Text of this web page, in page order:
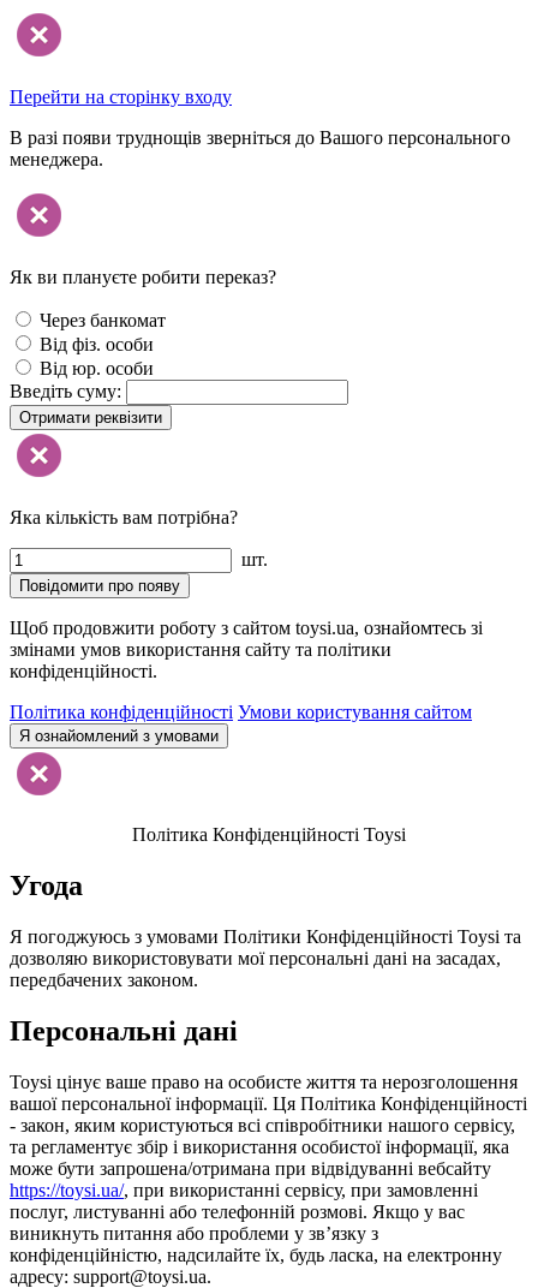
Перейти на сторінку входу
В разі появи труднощів зверніться до Вашого персонального
менеджера.
Як ви плануєте робити переказ?
Через банкомат
Від фіз. особи
Від юр. особи
Введіть суму:
Отримати реквізити
Яка кількість вам потрібна?
шт.
Повідомити про появу
Щоб продовжити роботу з сайтом toysi.ua, ознайомтесь зі
змінами умов використання сайту та політики
конфіденційності.
Політика конфіденційності Умови користування сайтом
Я ознайомлений з умовами
Політика Конфіденційності Toysi
Угода
Я погоджуюсь з умовами Політики Конфіденційності Toysi та
дозволяю використовувати мої персональні дані на засадах,
передбачених законом.
Персональні дані
Toysi цінує ваше право на особисте життя та нерозголошення
вашої персональної інформації. Ця Політика Конфіденційності
- закон, яким користуються всі співробітники нашого сервісу,
та регламентує збір і використання особистої інформації, яка
може бути запрошена/отримана при відвідуванні вебсайту
https://toysi.ua/, при використанні сервісу, при замовленні
послуг, листуванні або телефонній розмові. Якщо у вас
виникнуть питання або проблеми у зв’язку з
конфіденційністю, надсилайте їх, будь ласка, на електронну
адресу: support@toysi.ua.